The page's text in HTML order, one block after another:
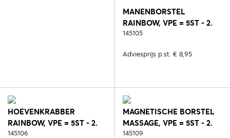
MANENBORSTEL
RAINBOW, VPE = 5ST - 2.
ZWART
145105
Adviesprijs p.st. € 8,95
HOEVENKRABBER
RAINBOW, VPE = 5ST - 2.
ZWART
145106
MAGNETISCHE BORSTEL
MASSAGE, VPE = 5ST - 2.
ZWART
145109